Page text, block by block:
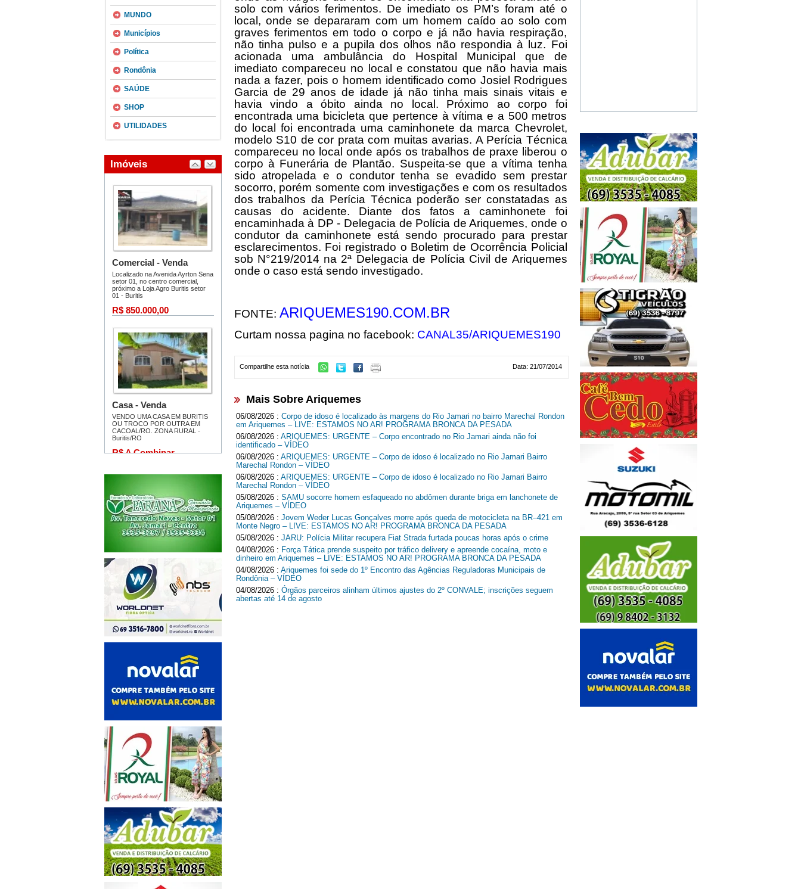
MUNDO
Municípios
Política
Rondônia
SAÚDE
SHOP
UTILIDADES
solo com vários ferimentos. De imediato os PM’s foram até o
local, onde se depararam com um homem caído ao solo com
graves ferimentos em todo o corpo e já não havia respiração,
não tinha pulso e a pupila dos olhos não respondia à luz. Foi
acionada uma ambulância do Hospital Municipal que de
imediato compareceu no local e constatou que não havia mais
nada a fazer, pois o homem identificado como Josiel Rodrigues
Garcia de 29 anos de idade já não tinha mais sinais vitais e
havia vindo a óbito ainda no local. Próximo ao corpo foi
encontrada uma bicicleta que pertence à vítima e a 500 metros
do local foi encontrada uma caminhonete da marca Chevrolet,
modelo S10 de cor prata com muitas avarias. A Perícia Técnica
compareceu no local onde após os trabalhos de praxe liberou o
corpo à Funerária de Plantão. Suspeita-se que a vítima tenha
sido atropelada e o condutor tenha se evadido sem prestar
socorro, porém somente com investigações e com os resultados
dos trabalhos da Perícia Técnica poderão ser constatadas as
causas do acidente. Diante dos fatos a caminhonete foi
encaminhada à DP - Delegacia de Polícia de Ariquemes, onde o
condutor da caminhonete está sendo procurado para prestar
esclarecimentos. Foi registrado o Boletim de Ocorrência Policial
sob N°219/2014 na 2ª Delegacia de Polícia Civil de Ariquemes
onde o caso está sendo investigado.
FONTE: ARIQUEMES190.COM.BR
Curtam nossa pagina no facebook: CANAL35/ARIQUEMES190
Data: 21/07/2014
Compartilhe esta notícia
Mais Sobre Ariquemes
06/08/2026 : Corpo de idoso é localizado às margens do Rio Jamari no bairro Marechal Rondon
em Ariquemes – LIVE: ESTAMOS NO AR! PROGRAMA BRONCA DA PESADA
06/08/2026 : ARIQUEMES: URGENTE – Corpo encontrado no Rio Jamari ainda não foi
identificado – VÍDEO
06/08/2026 : ARIQUEMES: URGENTE – Corpo de idoso é localizado no Rio Jamari Bairro
Marechal Rondon – VÍDEO
06/08/2026 : ARIQUEMES: URGENTE – Corpo de idoso é localizado no Rio Jamari Bairro
Marechal Rondon – VÍDEO
05/08/2026 : SAMU socorre homem esfaqueado no abdômen durante briga em lanchonete de
Ariquemes – VÍDEO
05/08/2026 : Jovem Weder Lucas Gonçalves morre após queda de motocicleta na BR–421 em
Monte Negro – LIVE: ESTAMOS NO AR! PROGRAMA BRONCA DA PESADA
05/08/2026 : JARU: Polícia Militar recupera Fiat Strada furtada poucas horas após o crime
04/08/2026 : Força Tática prende suspeito por tráfico delivery e apreende cocaína, moto e
dinheiro em Ariquemes – LIVE: ESTAMOS NO AR! PROGRAMA BRONCA DA PESADA
04/08/2026 : Ariquemes foi sede do 1º Encontro das Agências Reguladoras Municipais de
Rondônia – VÍDEO
04/08/2026 : Órgãos parceiros alinham últimos ajustes do 2º CONVALE; inscrições seguem
abertas até 14 de agosto